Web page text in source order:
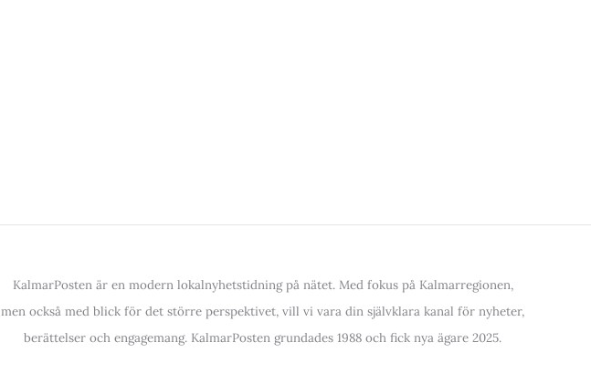
KalmarPosten är en modern lokalnyhetstidning på nätet. Med fokus på Kalmarregionen,
men också med blick för det större perspektivet, vill vi vara din självklara kanal för nyheter,
berättelser och engagemang. KalmarPosten grundades 1988 och fick nya ägare 2025.